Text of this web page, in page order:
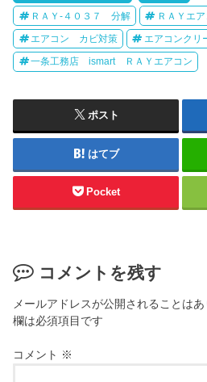
ＲＡＹ-４０３７ 分解 ＲＡＹエ
エアコン カビ対策 エアコンク
一条工務店 ismart ＲＡＹエアコン
ポスト
はてブ
Pocket
コメントを残す
メールアドレスが公開されることはあ
欄は必須項目です
コメント ※